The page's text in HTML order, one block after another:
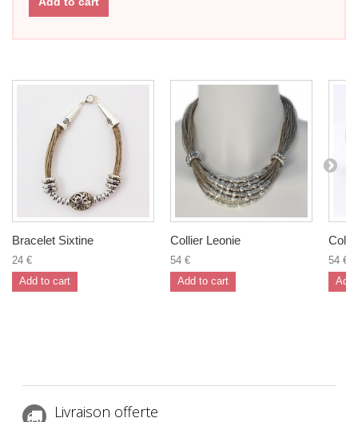
Bracelet Sixtine
24 €
Add to cart
Collier Leonie
54 €
Add to cart
54 €
Add
Livraison offerte